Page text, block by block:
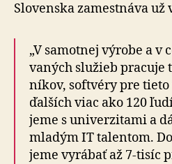
Slovenska zamestnáva
„V samotnej výrobe a
va­ných služieb pra­cuje
níkov, softvéry pre
ďalších viac ako 120
jeme s uni­ver­zi­tami a
mladým IT talentom.
jeme vyrábať až 7-tisíc